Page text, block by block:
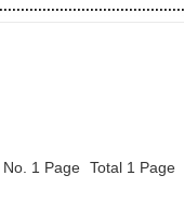
No. 1 Page Total 1 Page